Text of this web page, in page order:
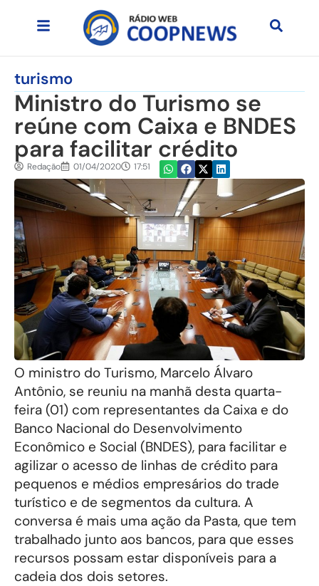
turismo
Ministro do Turismo se
reúne com Caixa e BNDES
para facilitar crédito
Redação 01/04/2020 17:51
O ministro do Turismo, Marcelo Álvaro
Antônio, se reuniu na manhã desta quarta-
feira (01) com representantes da Caixa e do
Banco Nacional do Desenvolvimento
Econômico e Social (BNDES), para facilitar e
agilizar o acesso de linhas de crédito para
pequenos e médios empresários do trade
turístico e de segmentos da cultura. A
conversa é mais uma ação da Pasta, que tem
trabalhado junto aos bancos, para que esses
recursos possam estar disponíveis para a
cadeia dos dois setores.